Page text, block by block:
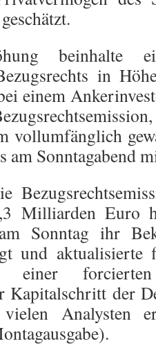
beinhalte
in
einem
vollumfänglich
am Sonntagabend
Milliarden Euro
Sonntag ihr
und aktualisierte
forcierten
Kapitalschritt der
Analysten